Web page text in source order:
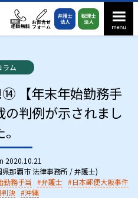
ラム
【年末年始勤務手
判例が示されまし
2020.10.21
那覇市 法律事務所 / 弁護士)
勤務手当 弁護士
日本郵便大阪事件
決
沖縄